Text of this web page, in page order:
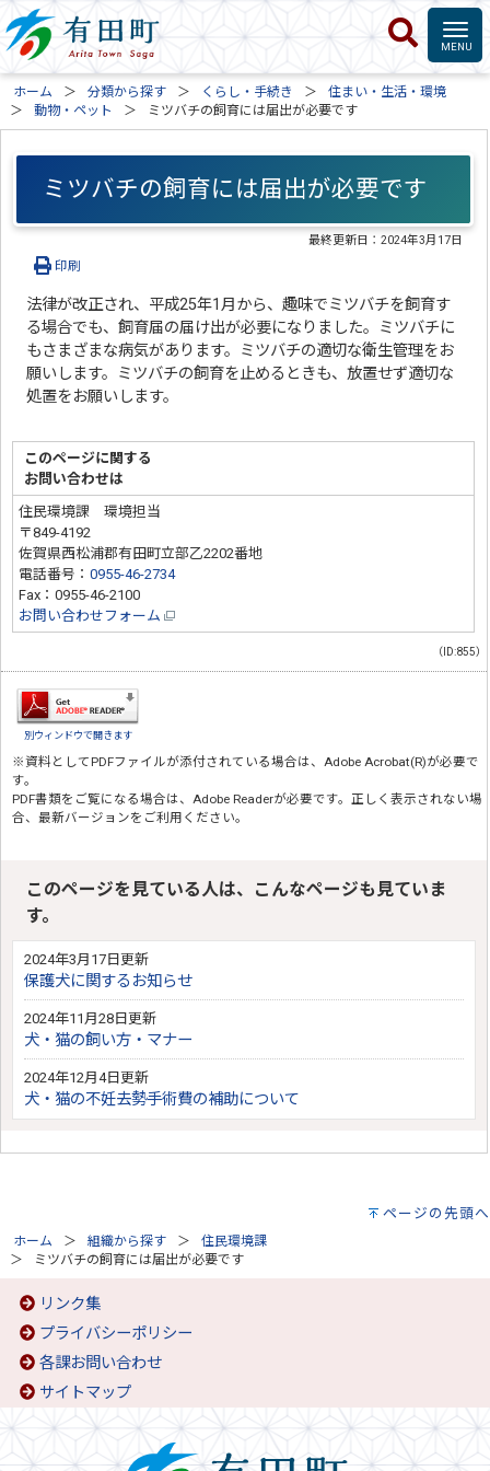
ホーム 分類から探す くらし・手続き
住まい・生活・環境
動物・ペット
ミツバチの飼育には届出が必要です
ミツバチの飼育には届出が必要です
最終更新日：2024年3月17日
印刷
法律が改正され、平成25年1月から、趣味でミツバチを飼育す
る場合でも、飼育届の届け出が必要になりました。ミツバチに
もさまざまな病気があります。ミツバチの適切な衛生管理をお
願いします。ミツバチの飼育を止めるときも、放置せず適切な
処置をお願いします。
このページに関する
お問い合わせは
住民環境課 環境担当
〒849-4192
佐賀県西松浦郡有田町立部乙2202番地
電話番号：0955-46-2734
Fax：0955-46-2100
お問い合わせフォーム
（ID:855）
別ウィンドウで開きます
※資料としてPDFファイルが添付されている場合は、 Adobe Acrobat(R)が必要で
す。
PDF書類をご覧になる場合は、 Adobe Readerが必要です。正しく表示されない場
合、最新バージョンをご利用ください。
このページを見ている人は、こんなページも見ていま
す。
2024年3月17日更新
保護犬に関するお知らせ
2024年11月28日更新
犬・猫の飼い方・マナー
2024年12月4日更新
犬・猫の不妊去勢手術費の補助について
ページの先頭へ
ホーム 組織から探す
住民環境課
ミツバチの飼育には届出が必要です
リンク集
プライバシーポリシー
各課お問い合わせ
サイトマップ